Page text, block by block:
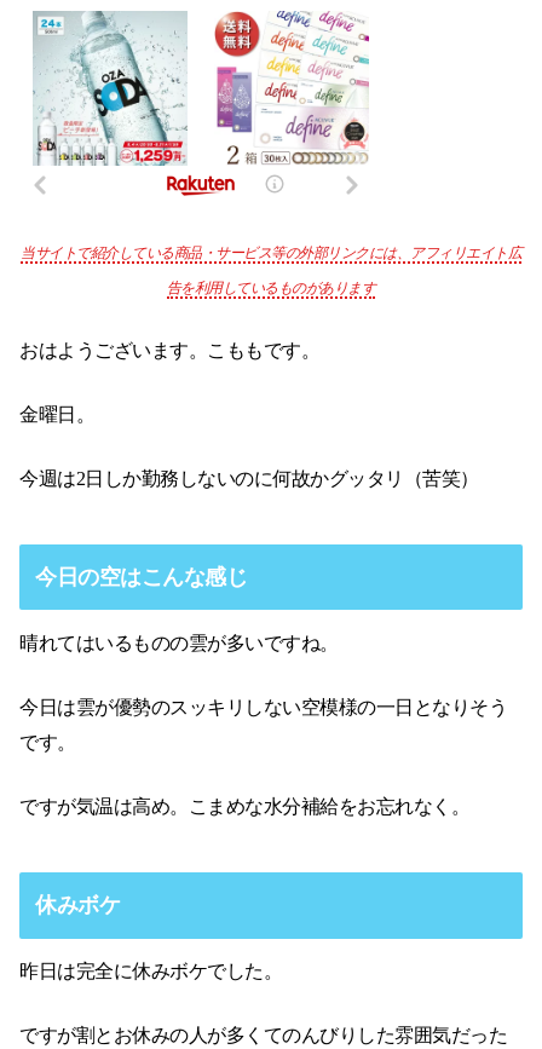
当サイトで紹介している商品・サービス等の外部リンクには、アフィリエイト広
告を利用しているものがあります
おはようございます。こももです。
金曜日。
今週は2日しか勤務しないのに何故かグッタリ（苦笑）
今日の空はこんな感じ
晴れてはいるものの雲が多いですね。
今日は雲が優勢のスッキリしない空模様の一日となりそう
です。
ですが気温は高め。こまめな水分補給をお忘れなく。
休みボケ
昨日は完全に休みボケでした。
ですが割とお休みの人が多くてのんびりした雰囲気だった